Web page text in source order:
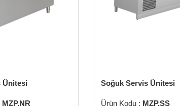
Ünitesi
MZP.NR
Soğuk Servis Ünitesi
Ürün Kodu : MZP.SS